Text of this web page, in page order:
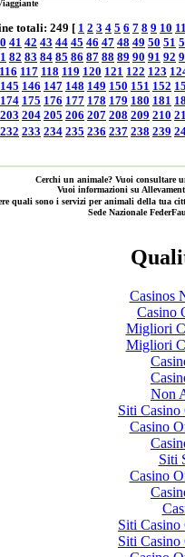
totali: 249 [ 1 2 3 4 5 6 7 8 9 10 11
41 42 43 44 45 46 47 48 49 50 51
82 83 84 85 86 87 88 89 90 91 92
116 117 118 119 120 121 122 123
145 146 147 148 149 150 151 152
174 175 176 177 178 179 180 181
203 204 205 206 207 208 209 210
232 233 234 235 236 237 238 239
Cerchi un animale? Vuoi consultare
Vuoi informazioni su
quali sono i servizi per animali della tua
Sede Nazionale
Casinos
Casino
Migliori
Migliori
Non
Siti
Casino
Siti
Casino
Siti
Siti